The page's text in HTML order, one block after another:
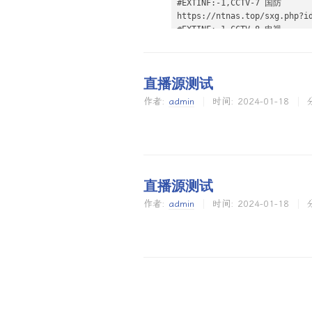
直播源测试
作者: admin 时间: 2024-01-18
直播源测试
作者: admin 时间: 2024-01-18